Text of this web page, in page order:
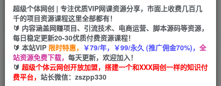
挂机
项目
脚本卡密
APP下载
GO
首页 创业课程 会员免费 正文
黄金知识赛道，一条作品涨粉500+，私域高利润
单品转化，一部手机轻松实现日入500【揭秘】
超级个体网创 | 专注优质VIP网课资源分享，市面上收费几百几
千的项目资源课程这里全部都有！
🔰 内容涵盖网赚项目、引流技术、电商运营、脚本源码等资源，
每日稳定更新20-30优质付费资源课程！
🔰 本站VIP 限时特惠， ￥79/年，￥99/永久 (推广佣金70%)， 全
站资源免费下载， 每天更新，欢迎加入！
🔰 超级个体云网创开放加盟，搭建一个和XXX网创一样的知识付
费平台， 站长微信：zszpp330